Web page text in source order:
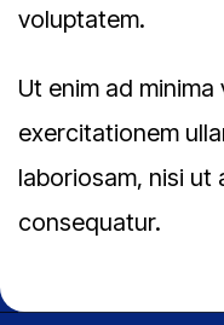
voluptatem.
Ut enim ad
exercitationem
laboriosam, nisi ut
consequatur.